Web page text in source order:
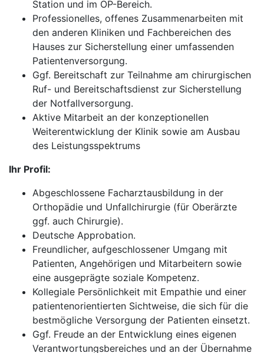
Station und im OP-Bereich.
Professionelles, offenes Zusammenarbeiten mit
den anderen Kliniken und Fachbereichen des
Hauses zur Sicherstellung einer umfassenden
Patientenversorgung.
Ggf. Bereitschaft zur Teilnahme am chirurgischen
Ruf- und Bereitschaftsdienst zur Sicherstellung
der Notfallversorgung.
Aktive Mitarbeit an der konzeptionellen
Weiterentwicklung der Klinik sowie am Ausbau
des Leistungsspektrums
Ihr Profil:
Abgeschlossene Facharztausbildung in der
Orthopädie und Unfallchirurgie (für Oberärzte
ggf. auch Chirurgie).
Deutsche Approbation.
Freundlicher, aufgeschlossener Umgang mit
Patienten, Angehörigen und Mitarbeitern sowie
eine ausgeprägte soziale Kompetenz.
Kollegiale Persönlichkeit mit Empathie und einer
patientenorientierten Sichtweise, die sich für die
bestmögliche Versorgung der Patienten einsetzt.
Ggf. Freude an der Entwicklung eines eigenen
Verantwortungsbereiches und an der Übernahme